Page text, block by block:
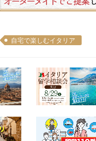
自宅で楽しむイタリア